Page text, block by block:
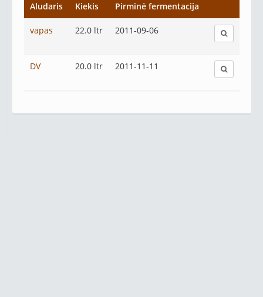
Aludaris Kiekis Pirminė fermentacija
vapas 22.0 ltr 2011-09-06
DV 20.0 ltr 2011-11-11